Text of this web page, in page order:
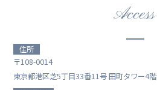
Access
住所
〒108-0014
東京都港区芝5丁目33番11号 田町タワー4階